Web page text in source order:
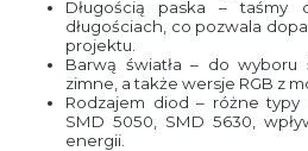
Długością paska – taśmy
długościach, co pozwala
projektu.
Barwą światła – do wyboru
zimne, a także wersje RGB z
Rodzajem diod – różne typy
SMD 5050, SMD 5630,
energii.